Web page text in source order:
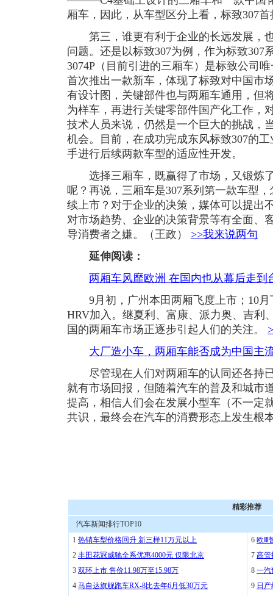
厢车，因此，从车型区分上看，标致307
第三，谁更有利于企业的长远发展，
问题。还是以标致307为例，作为标致307
3074P（目前引进的三厢车）是标致公司
首次推出一款新车，体现了标致对中国市
有设计图，关键部件也与两厢车通用，但
为样车，再进行关键零部件国产化工作，
技术人员来说，仍然是一个巨大的挑战，
机会。目前，在成功完成东风标致307的
手进行后续两款车型的适应性开发。
选择三厢车，既赢得了市场，又锻炼
呢？再说，三厢车是307系列第一款车型
续上市？对于企业的决策，媒体可以提出
对市场趋势、企业的决策背景等有全面、
导消费者之嫌。（王政） >>我来说两句
延伸阅读：
两厢车风靡欧洲 在国内也从幕后走到
9月初，广州本田两厢飞度上市；10月
HRV加入。继夏利、富康、派力奥、吉利
国的两厢车市场正逐步引起人们的关注。
大厂造小车，两厢车能否成为中国主
尽管现在人们对两厢车的认同还各持
就有市场回报，但随着汽车的普及和城市
提高，相信人们会在发展小型车（不一定
共识，最终会在汽车的消费形态上发生根
精彩推荐
汽车新闻排行TOP10
1 热销车型价格回升 新三样11万元以上
2 丰田花冠威驰全系优惠4000元 仅限北京
3 双环上市 售价11.98万至15.98万
4 马自达旗舰跑车RX-8比去年6月低30万元
6 欧Ⅲ
7 高管
8 一汽
9 日